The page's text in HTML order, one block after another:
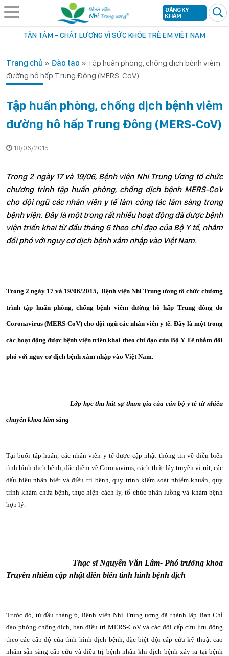
TẬN TÂM - CHẤT LƯỢNG VÌ SỨC KHỎE TRẺ EM VIỆT NAM
ĐĂNG KÝ
KHÁM
Trang chủ » Đào tạo » Tập huấn phòng, chống dịch bệnh viêm
đường hô hấp Trung Đông (MERS-CoV)
Tập huấn phòng, chống dịch bệnh viêm
đường hô hấp Trung Đông (MERS-CoV)
18/06/2015
Trong 2 ngày 17 và 19/06, Bệnh viện Nhi Trung Ương tổ chức
chương trình tập huấn phòng, chống dịch bệnh MERS-CoV
cho đội ngũ các nhân viên y tế làm công tác lâm sàng trong
bệnh viện. Đây là một trong rất nhiều hoạt động đã được bệnh
viện triển khai từ đầu tháng 6 theo chỉ đạo của Bộ Y tế, nhằm
đối phó với nguy cơ dịch bệnh xâm nhập vào Việt Nam.
Trong 2 ngày 17 và 19/06/2015, Bệnh viện Nhi Trung ương tổ chức chương
trình tập huấn phòng, chống bệnh viêm đường hô hấp Trung đông do
Coronavirus (MERS-CoV) cho đội ngũ các nhân viên y tế. Đây là một trong
các hoạt động được bệnh viện triển khai theo chỉ đạo của Bộ Y Tế nhằm đối
phó với nguy cơ dịch bệnh xâm nhập vào Việt Nam.
Lớp học thu hút sự tham gia của cán bộ y tế từ nhiều
chuyên khoa lâm sàng
Tại buổi tập huấn, các nhân viên y tế được cập nhật thông tin về diễn biến
tình hình dịch bệnh, đặc điểm về Coronavirus, cách thức lây truyền vi rút, các
dấu hiệu nhận biết và điều trị bệnh, quy trình kiểm soát nhiễm khuẩn, quy
trình khám chữa bệnh,thực hiện cách ly, tổ chức phân luồng và khám bệnh
hợp lý.
Thạc sĩ Nguyễn Văn Lâm- Phó trưởng khoa
Truyền nhiễm cập nhật diễn biến tình hình bệnh dịch
Trước đó, từ đầu tháng 6,Bệnh viện Nhi Trung ương đã thành lập Ban Chỉ
đạo phòng chống dịch, ban điều trị MERS-CoV và các đội cấp cứu lưu động
theo các cấp độ của tình hình dịch bệnh, đặc biệt đội cấp cứu kỹ thuật cao
nhằm sẵn sàng cấp cứu và điều trị bệnh nhân khi dịch bệnh xảy ra tại bệnh